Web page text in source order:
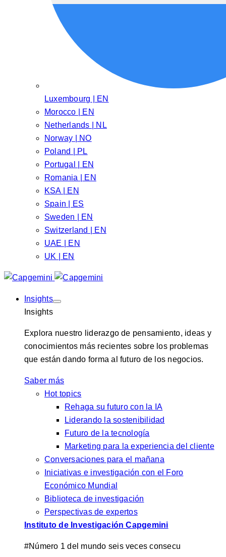
Luxembourg | EN
Morocco | EN
Netherlands | NL
Norway | NO
Poland | PL
Portugal | EN
Romania | EN
KSA | EN
Spain | ES
Sweden | EN
Switzerland | EN
UAE | EN
UK | EN
Insights
Insights
Explora nuestro liderazgo de pensamiento, ideas y
conocimientos más recientes sobre los problemas
que están dando forma al futuro de los negocios.
Saber más
Hot topics
Rehaga su futuro con la IA
Liderando la sostenibilidad
Futuro de la tecnología
Marketing para la experiencia del cliente
Conversaciones para el mañana
Iniciativas e investigación con el Foro
Económico Mundial
Biblioteca de investigación
Perspectivas de expertos
Instituto de Investigación Capgemini
#Número 1 del mundo seis veces consecu